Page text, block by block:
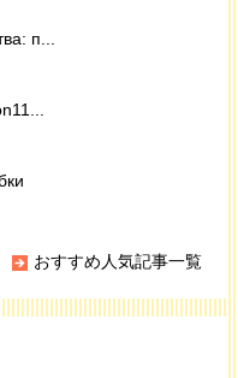
п...
おすすめ人気記事一覧